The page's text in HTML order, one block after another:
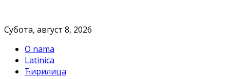
Субота, август 8, 2026
O nama
Latinica
Ћирилица